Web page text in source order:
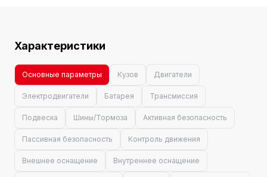
Характеристики
Основные параметры Кузов Двигатели
Электродвигатели Батарея Трансмиссия
Подвеска Шины/Тормоза Активная безопасность
Пассивная безопасность Контроль движения
Внешнее оснащение Внутреннее оснащение